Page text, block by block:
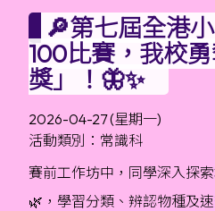
🔎第七屆全港
100比賽，我校
獎」！🦋✨
2026-04-27 (星期一)
活動類別：常識科
賽前工作坊中，同學深入探
🌿，學習分類、辨認物種及